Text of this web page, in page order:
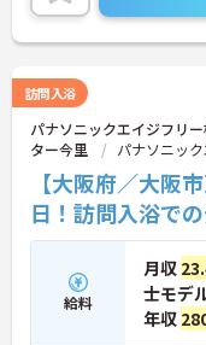
さい！
訪問入浴
パナソニックエイジフリ
ター今里
パナソニッ
【大阪府／大阪
日！訪問入浴で
給料
月収
士モデ
年収